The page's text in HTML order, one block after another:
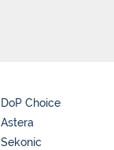
DoP Choice
Astera
Sekonic